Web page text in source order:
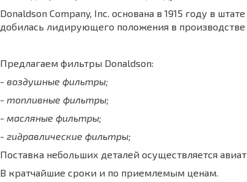
Donaldson Company, Inc. основана в 1915 году в
добилась лидирующего положения в производстве
Предлагаем фильтры Donaldson:
- воздушные фильтры;
- топливные фильтры;
- масляные фильтры;
- гидравлические фильтры;
Поставка небольших деталей осуществляется
В кратчайшие сроки и по приемлемым ценам.